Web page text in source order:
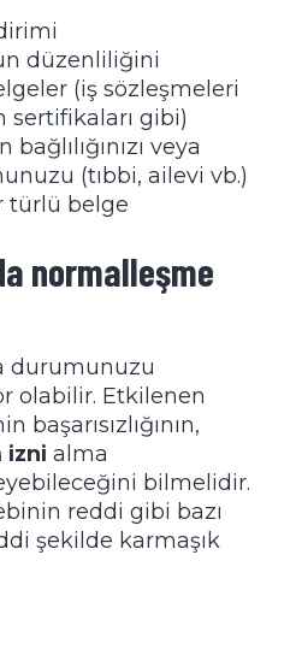
düzenliliğini
(iş sözleşmeleri
sertifikaları gibi)
bağlılığınızı veya
(tıbbi, ailevi vb.)
türlü belge
normalleşme
durumunuzu
olabilir. Etkilenen
başarısızlığının,
izni alma
bilmelidir.
reddi gibi bazı
şekilde karmaşık